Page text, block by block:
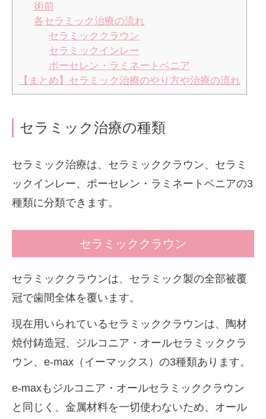
術前
各セラミック治療の流れ
セラミッククラウン
セラミックインレー
ポーセレン・ラミネートベニア
【まとめ】セラミック治療のやり方や治療の流れ
セラミック治療の種類
セラミック治療は、セラミッククラウン、セラミ
ックインレー、ポーセレン・ラミネートベニアの3
種類に分類できます。
セラミッククラウン
セラミッククラウンは、セラミック製の全部被覆
冠で歯間全体を覆います。
現在用いられているセラミッククラウンは、陶材
焼付鋳造冠、ジルコニア・オールセラミッククラ
ウン、e-max（イーマックス）の3種類あります。
e-maxもジルコニア・オールセラミッククラウン
と同じく、金属材料を一切使わないため、オール